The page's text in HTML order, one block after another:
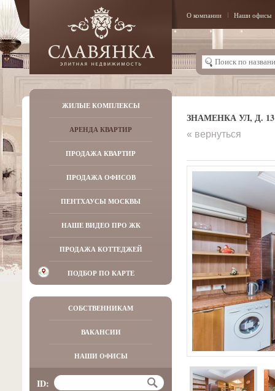
О компании Наши офисы
ЖИЛЫЕ КОМПЛЕКСЫ
АРЕНДА КВАРТИР
ПРОДАЖА КВАРТИР
ПРОДАЖА ОФИСОВ
ПЕНТХАУСЫ МОСКВЫ
НАШЕ ВИДЕО ПРО ЖК
ПРОДАЖА КОТТЕДЖЕЙ
ПОДБОР ПО КАРТЕ
СОБСТВЕННИКАМ
ВАКАНСИИ
НАШИ ОФИСЫ
ID:
ЗНАМЕНКА УЛ, Д. 13
« вернуться